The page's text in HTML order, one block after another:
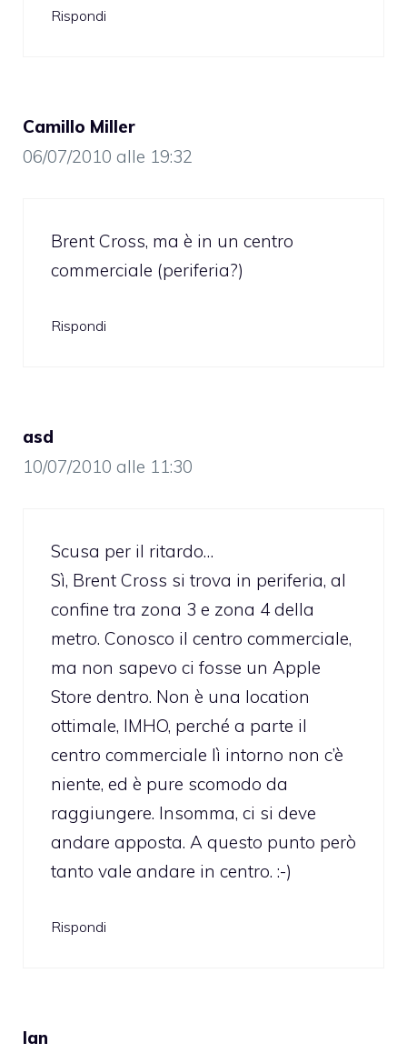
Rispondi
Camillo Miller
06/07/2010 alle 19:32
Brent Cross, ma è in un centro
commerciale (periferia?)
Rispondi
asd
10/07/2010 alle 11:30
Scusa per il ritardo…
Sì, Brent Cross si trova in periferia, al
confine tra zona 3 e zona 4 della
metro. Conosco il centro commerciale,
ma non sapevo ci fosse un Apple
Store dentro. Non è una location
ottimale, IMHO, perché a parte il
centro commerciale lì intorno non c’è
niente, ed è pure scomodo da
raggiungere. Insomma, ci si deve
andare apposta. A questo punto però
tanto vale andare in centro. :-)
Rispondi
Ian